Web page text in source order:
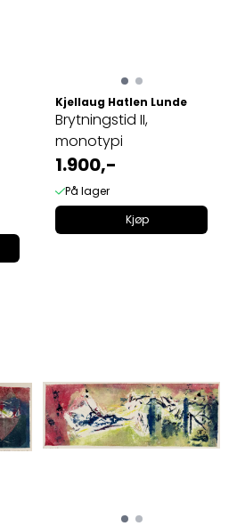
Kjellaug Hatlen Lunde
Brytningstid II,
monotypi
1.900,-
På lager
Kjøp